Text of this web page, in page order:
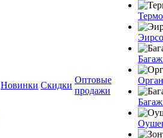
Новинки Скидки
Оптовые
продажи